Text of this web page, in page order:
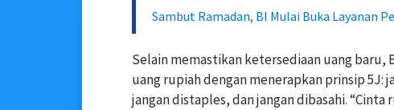
Sambut Ramadan, BI Mulai Buka Layanan
Selain memastikan ketersediaan uang baru,
uang rupiah dengan menerapkan prinsip 5J:
jangan distaples, dan jangan dibasahi.